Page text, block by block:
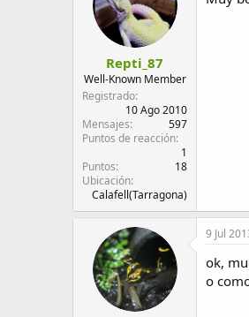
Repti_87
Well-Known Member
Registrado
10 Ago 2010
Mensajes
597
Puntos de reacción
1
Puntos
18
Ubicación
Calafell(Tarragona)
9 Jul
ok,
o